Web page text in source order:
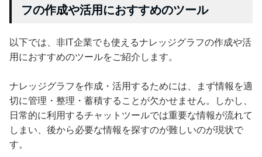
フの作成や活用におすすめのツール
以下では、非IT企業でも使えるナレッジグラフの作成や活
用におすすめのツールをご紹介します。
ナレッジグラフを作成・活用するためには、まず情報を適
切に管理・整理・蓄積することが欠かせません。しかし、
日常的に利用するチャットツールでは重要な情報が流れて
しまい、後から必要な情報を探すのが難しいのが現状で
す。